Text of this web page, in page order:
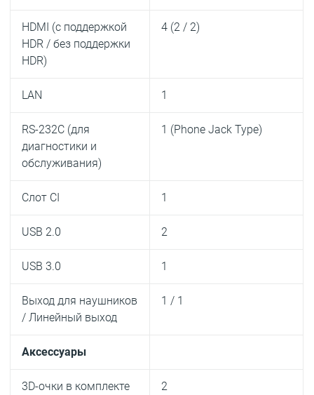
HDMI (с поддержкой
HDR / без поддержки
HDR)
4 (2 / 2)
LAN 1
RS-232C (для
диагностики и
обслуживания)
1 (Phone Jack Type)
Слот CI 1
USB 2.0 2
USB 3.0 1
Выход для наушников
/ Линейный выход
1 / 1
Аксессуары
3D-очки в комплекте 2